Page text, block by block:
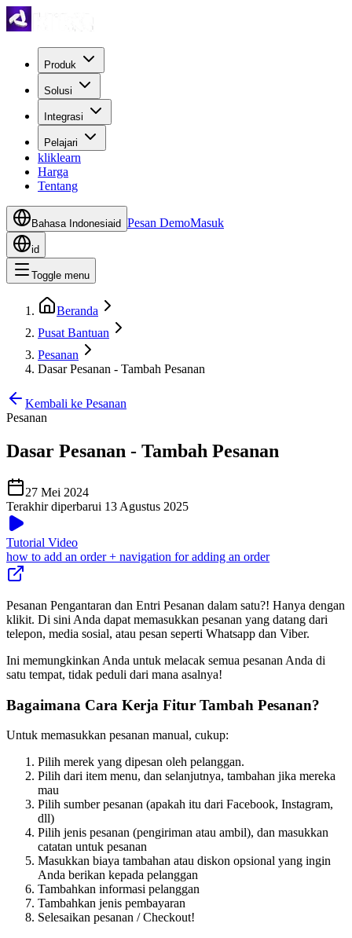
Produk
Solusi
Integrasi
Pelajari
kliklearn
Harga
Tentang
Bahasa Indonesiaid Pesan DemoMasuk
id
Toggle menu
Beranda
Pusat Bantuan
Pesanan
Dasar Pesanan - Tambah Pesanan
Kembali ke Pesanan
Pesanan
Dasar Pesanan - Tambah Pesanan
27 Mei 2024
Terakhir diperbarui 13 Agustus 2025
Tutorial Video
how to add an order + navigation for adding an order
Pesanan Pengantaran dan Entri Pesanan dalam satu?! Hanya dengan
klikit. Di sini Anda dapat memasukkan pesanan yang datang dari
telepon, media sosial, atau pesan seperti Whatsapp dan Viber.
Ini memungkinkan Anda untuk melacak semua pesanan Anda di
satu tempat, tidak peduli dari mana asalnya!
Bagaimana Cara Kerja Fitur Tambah Pesanan?
Untuk memasukkan pesanan manual, cukup:
Pilih merek yang dipesan oleh pelanggan.
Pilih dari item menu, dan selanjutnya, tambahan jika mereka
mau
Pilih sumber pesanan (apakah itu dari Facebook, Instagram,
dll)
Pilih jenis pesanan (pengiriman atau ambil), dan masukkan
catatan untuk pesanan
Masukkan biaya tambahan atau diskon opsional yang ingin
Anda berikan kepada pelanggan
Tambahkan informasi pelanggan
Tambahkan jenis pembayaran
Selesaikan pesanan / Checkout!